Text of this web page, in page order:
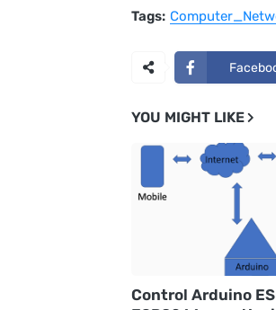
Tags:
YOU MIGHT LIKE
Control Arduino